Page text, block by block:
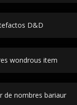
D&D
wondrous item
de nombres bariaur